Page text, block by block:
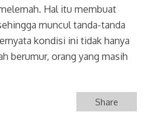
Hal itu membuat
muncul tanda-tanda
kondisi ini tidak hanya
berumur, orang yang masih
Share